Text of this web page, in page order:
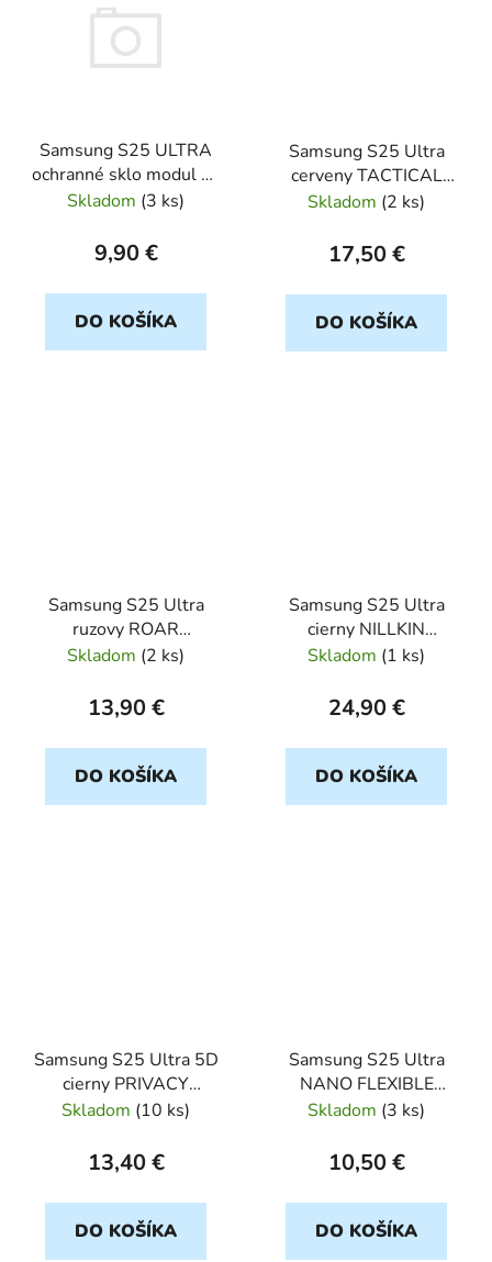
Samsung S25 ULTRA
ochranné sklo modul na
kameru
Skladom (3 ks)
9,90 €
DO KOŠÍKA
Samsung S25 Ultra
cerveny TACTICAL
Velvet Smoothie
Skladom (2 ks)
17,50 €
DO KOŠÍKA
Samsung S25 Ultra
ruzovy ROAR
COLORFUL
Skladom (2 ks)
13,90 €
DO KOŠÍKA
Samsung S25 Ultra
cierny NILLKIN
CamShield PRO Magnet
Skladom (1 ks)
24,90 €
DO KOŠÍKA
Samsung S25 Ultra 5D
cierny PRIVACY
ochranné sklo
Skladom (10 ks)
13,40 €
DO KOŠÍKA
Samsung S25 Ultra
NANO FLEXIBLE
ochranné sklo
Skladom (3 ks)
10,50 €
DO KOŠÍKA